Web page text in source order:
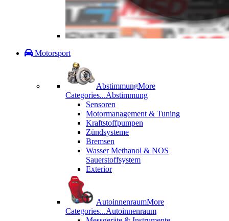
Motorsport
AbstimmungMore
Categories...Abstimmung
Sensoren
Motormanagement & Tuning
Kraftstoffpumpen
Zündsysteme
Bremsen
Wasser Methanol & NOS
Sauerstoffsystem
Exterior
AutoinnenraumMore
Categories...Autoinnenraum